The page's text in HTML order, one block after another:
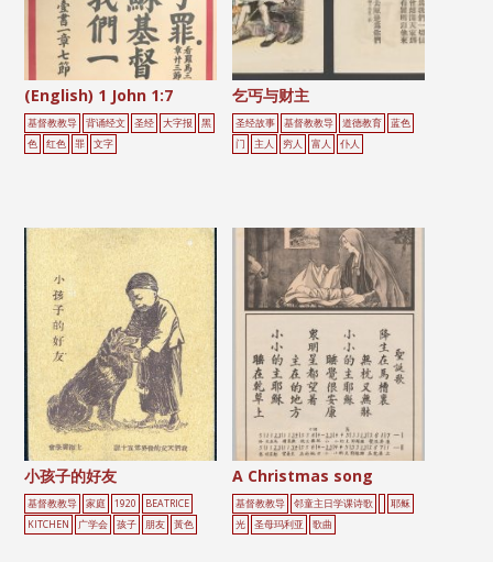
(English) 1 John 1:7
基督教教导 背诵经文 圣经 大字报
黑
色
红色 罪 文字
乞丐与财主
圣经故事 基督教教导 道德教育
蓝色
门
主人 穷人 富人 仆人
小孩子的好友
基督教教导 家庭 1920
BEATRICE
KITCHEN
广学会 孩子 朋友 黃色
A Christmas song
基督教教导 邻童主日学课诗歌
耶稣
光
圣母玛利亚 歌曲